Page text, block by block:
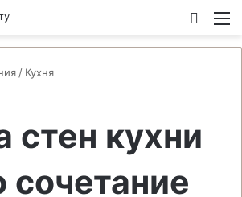
/ Кухня
стен кухни
сочетание